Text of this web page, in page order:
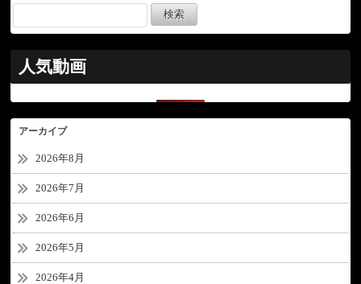
人気動画
アーカイブ
2026年8月
2026年7月
2026年6月
2026年5月
2026年4月